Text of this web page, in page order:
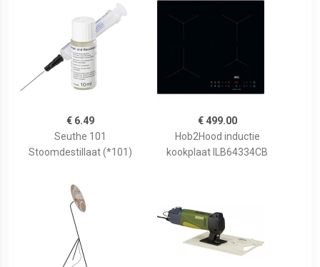
€ 6.49
Seuthe 101
Stoomdestillaat (*101)
€ 499.00
Hob2Hood inductie
kookplaat ILB64334CB